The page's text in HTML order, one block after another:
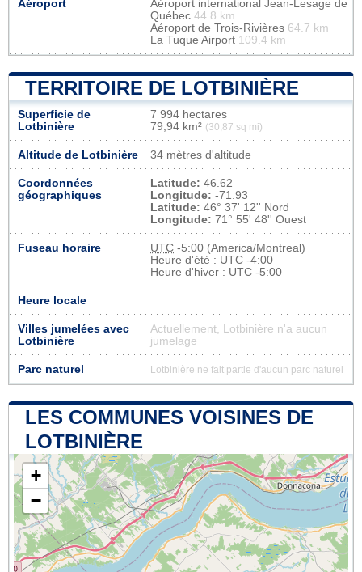
Aéroport
Aéroport international Jean-Lesage de
Québec 44.8 km
Aéroport de Trois-Rivières 64.7 km
La Tuque Airport 109.4 km
TERRITOIRE DE LOTBINIÈRE
Superficie de
Lotbinière
7 994 hectares
79,94 km² (30,87 sq mi)
Altitude de Lotbinière 34 mètres d'altitude
Coordonnées
géographiques
Latitude: 46.62
Longitude: -71.93
Latitude: 46° 37' 12'' Nord
Longitude: 71° 55' 48'' Ouest
Fuseau horaire UTC -5:00 (America/Montreal)
Heure d'été : UTC -4:00
Heure d'hiver : UTC -5:00
Heure locale
Villes jumelées avec
Lotbinière
Actuellement, Lotbinière n'a aucun
jumelage
Parc naturel Lotbinière ne fait partie d'aucun parc naturel
LES COMMUNES VOISINES DE
LOTBINIÈRE
+
−